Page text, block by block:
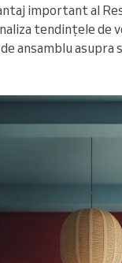
important al
tendințele
ansamblu asupra